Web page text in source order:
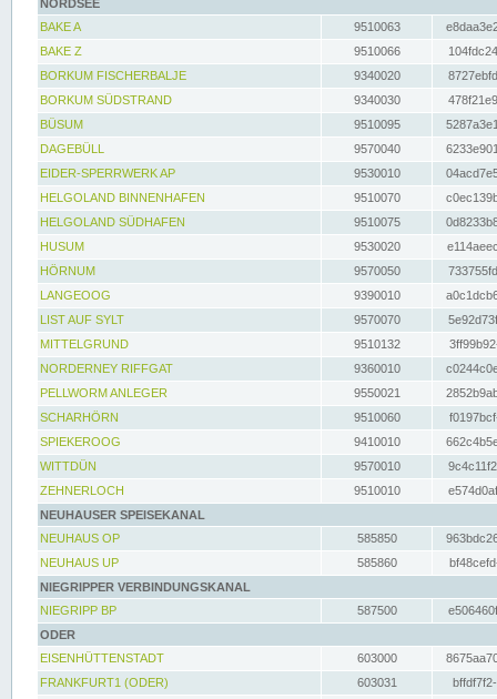
NORDSEE
BAKE A
9510063
BAKE Z
9510066
BORKUM FISCHERBALJE
9340020
BORKUM SÜDSTRAND
9340030
BÜSUM
9510095
DAGEBÜLL
9570040
EIDER-SPERRWERK AP
9530010
HELGOLAND BINNENHAFEN
9510070
HELGOLAND SÜDHAFEN
9510075
HUSUM
9530020
HÖRNUM
9570050
LANGEOOG
9390010
LIST AUF SYLT
9570070
MITTELGRUND
9510132
NORDERNEY RIFFGAT
9360010
PELLWORM ANLEGER
9550021
SCHARHÖRN
9510060
SPIEKEROOG
9410010
WITTDÜN
9570010
ZEHNERLOCH
9510010
NEUHAUSER SPEISEKANAL
NEUHAUS OP
585850
NEUHAUS UP
585860
NIEGRIPPER VERBINDUNGSKANAL
NIEGRIPP BP
587500
ODER
EISENHÜTTENSTADT
603000
FRANKFURT1 (ODER)
603031